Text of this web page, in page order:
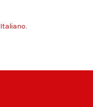
Italiano.